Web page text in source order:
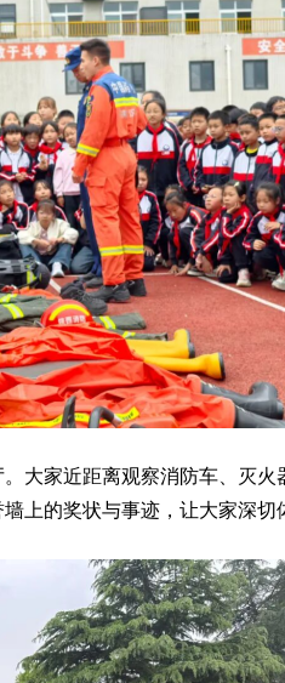
大家近距离观察消防车、灭
上的奖状与事迹，让大家深